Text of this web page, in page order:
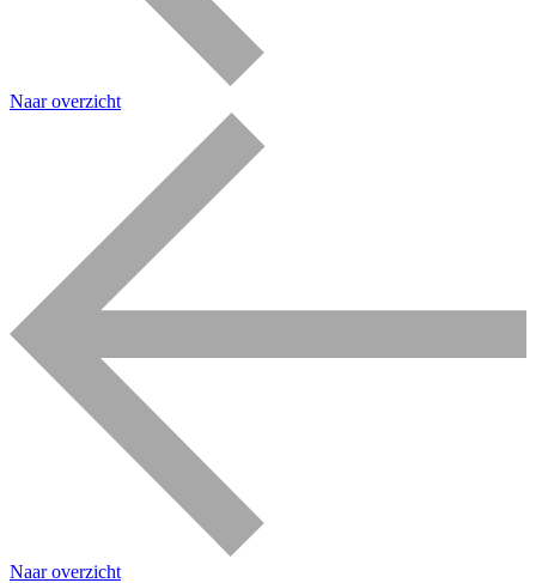
Naar overzicht
Naar overzicht